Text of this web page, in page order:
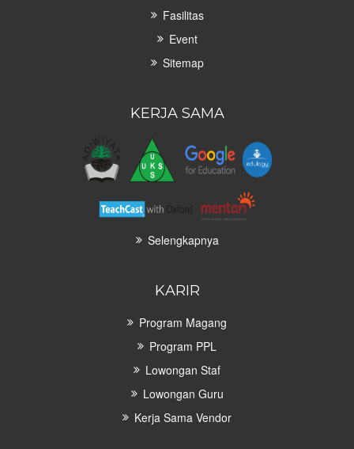
Fasilitas
Event
Sitemap
KERJA SAMA
Selengkapnya
KARIR
Program Magang
Program PPL
Lowongan Staf
Lowongan Guru
Kerja Sama Vendor